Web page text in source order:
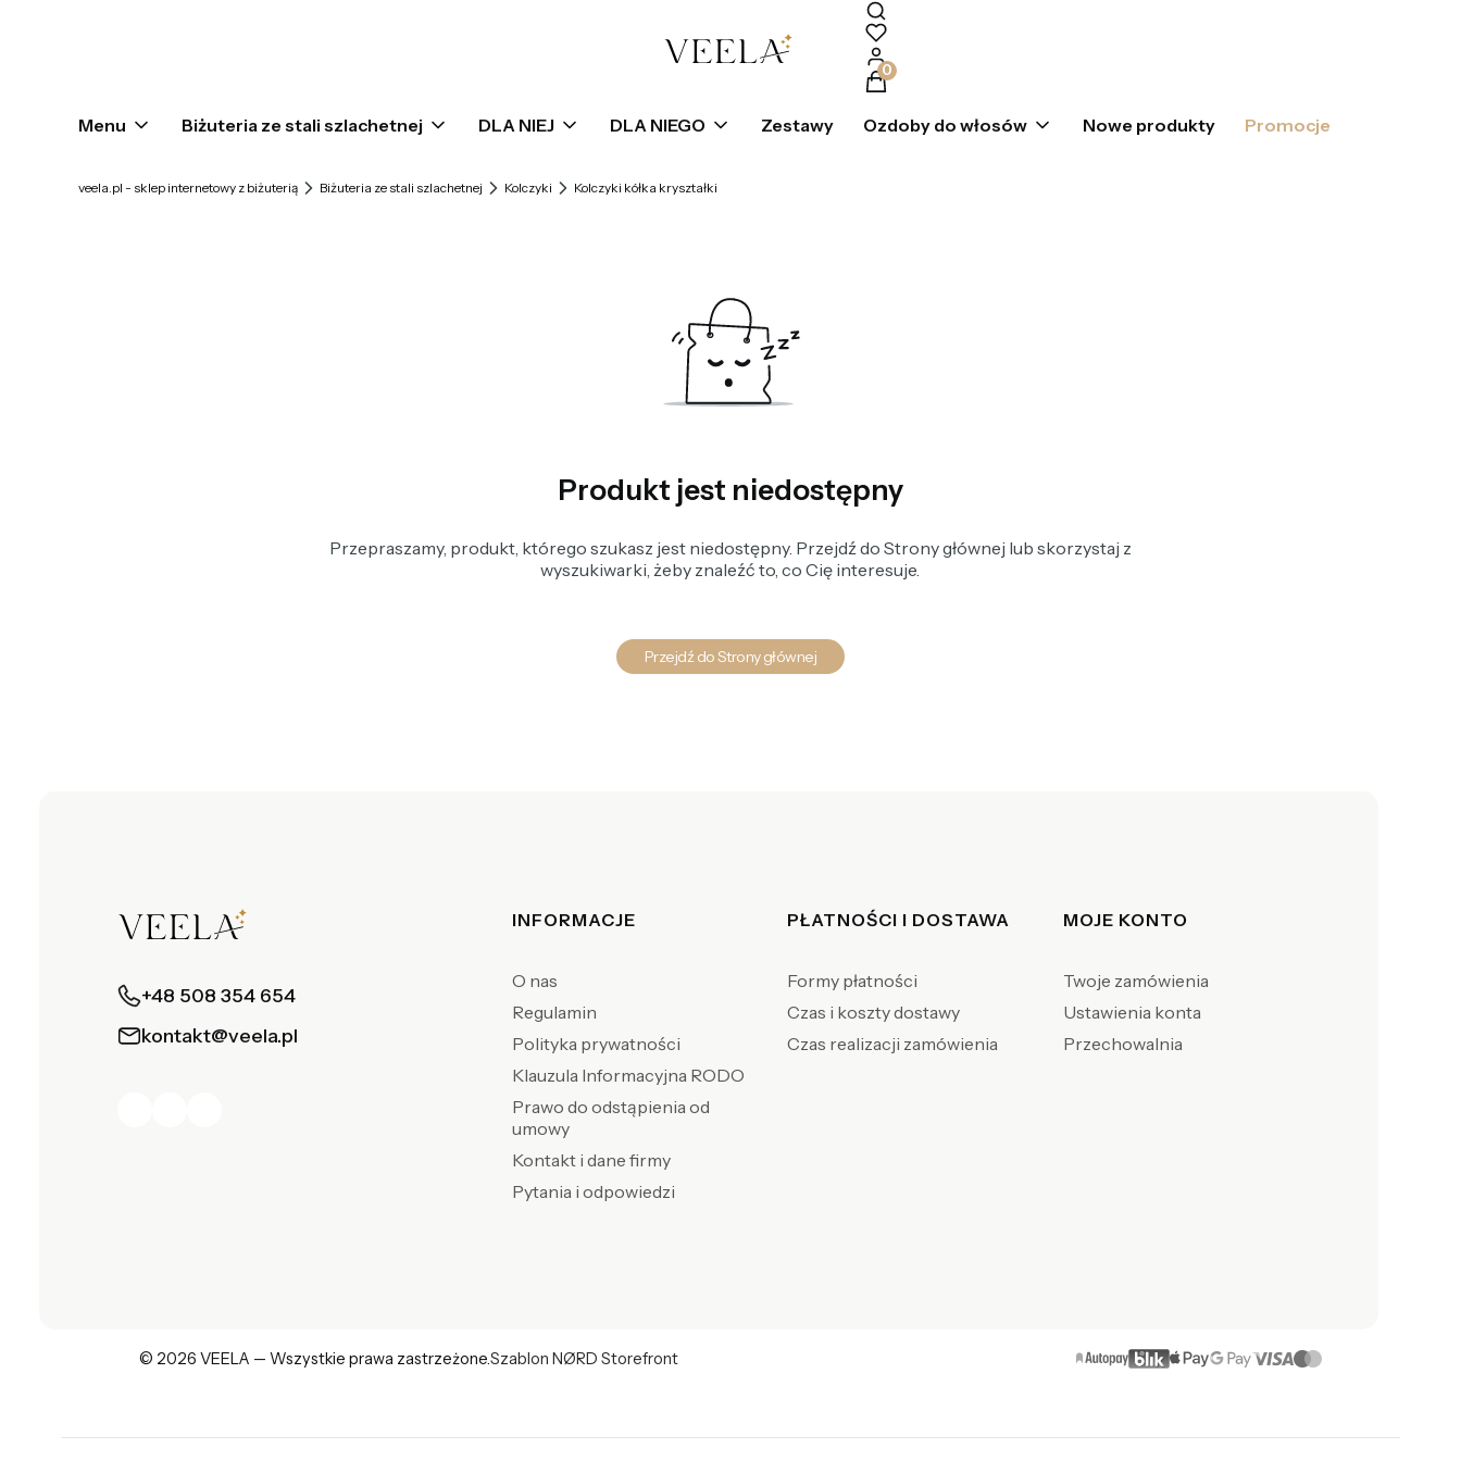
Produkty w koszyku: 0. Zobacz szczegóły
Menu Biżuteria ze stali szlachetnej DLA NIEJ DLA NIEGO Zestawy Ozdoby do włosów Nowe produkty Promocje
veela.pl - sklep internetowy z biżuterią Biżuteria ze stali szlachetnej Kolczyki Kolczyki kółka kryształki
Produkt jest niedostępny
Przepraszamy, produkt, którego szukasz jest niedostępny. Przejdź do Strony głównej lub skorzystaj z
wyszukiwarki, żeby znaleźć to, co Cię interesuje.
Przejdź do Strony głównej
+48 508 354 654
kontakt@veela.pl
Linki w stopce
INFORMACJE
O nas
Regulamin
Polityka prywatności
Klauzula Informacyjna RODO
Prawo do odstąpienia od
umowy
Kontakt i dane firmy
Pytania i odpowiedzi
PŁATNOŚCI I DOSTAWA
Formy płatności
Czas i koszty dostawy
Czas realizacji zamówienia
MOJE KONTO
Twoje zamówienia
Ustawienia konta
Przechowalnia
© 2026 VEELA — Wszystkie prawa zastrzeżone.Szablon NØRD Storefront